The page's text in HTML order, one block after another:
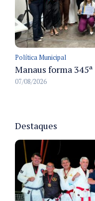
Política Municipal
07/08/2026
Destaques